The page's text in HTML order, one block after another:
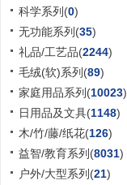
科学系列(0)
无功能系列(35)
礼品/工艺品(2244)
毛绒(软)系列(89)
家庭用品系列(10023)
日用品及文具(1148)
木/竹/藤/纸花(126)
益智/教育系列(8031)
户外/大型系列(21)